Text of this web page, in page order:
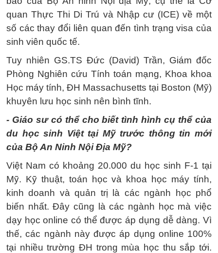
quan Thực Thi Di Trú và Nhập cư (ICE) về một
số các thay đổi liên quan đến tình trạng visa của
sinh viên quốc tế.
Tuy nhiên GS.TS Đức (David) Trần, Giám đốc
Phòng Nghiên cứu Tính toán mạng, Khoa khoa
Học máy tính, ĐH Massachusetts tại Boston (Mỹ)
khuyên lưu học sinh nên bình tĩnh.
- Giáo sư có thể cho biết tình hình cụ thể của
du học sinh Việt tại Mỹ trước thông tin mới
của Bộ An Ninh Nội Địa Mỹ?
Việt Nam có khoảng 20.000 du học sinh F-1 tại
Mỹ. Kỹ thuật, toán học và khoa học máy tính,
kinh doanh và quản trị là các ngành học phổ
biến nhất. Đây cũng là các ngành học mà việc
dạy học online có thể được áp dụng dễ dàng. Vì
thế, các ngành này được áp dụng online 100%
tại nhiều trường ĐH trong mùa học thu sắp tới.